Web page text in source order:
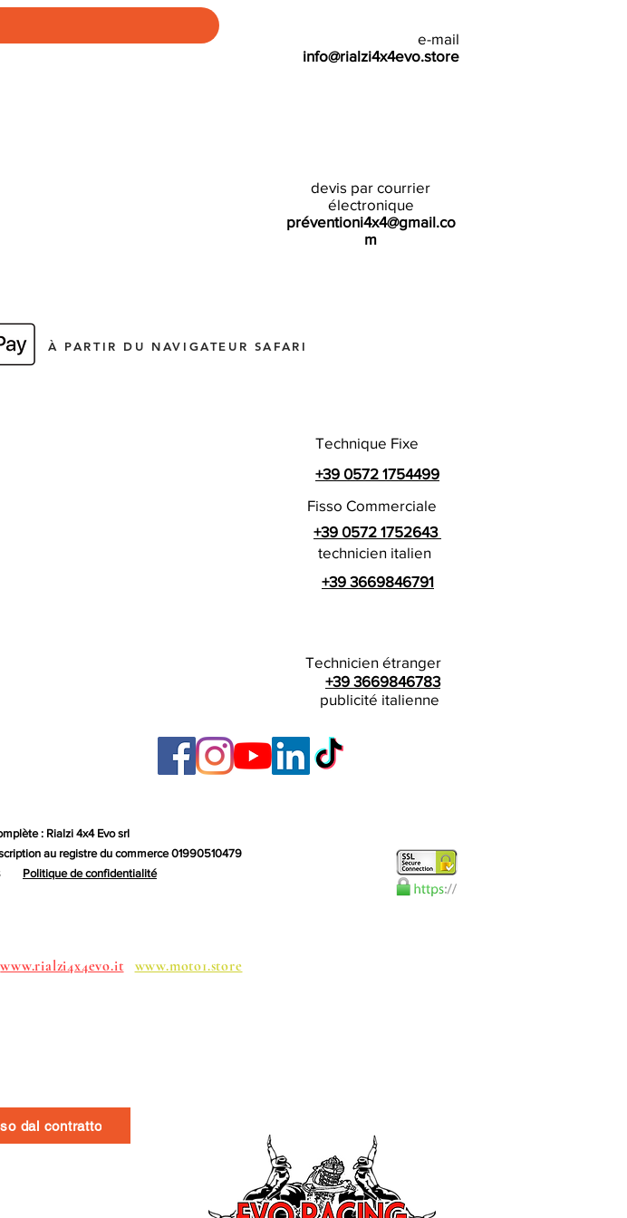
e-mail
info@rialzi4x4evo.store
devis par courrier
électronique
préventioni4x4@gmail.co
m
À PARTIR DU NAVIGATEUR SAFARI
Technique Fixe
+39 0572 1754499
Fisso Commerciale
+39 0572 1752643
technicien italien
+39 3669846791
Technicien étranger
+39 3669846783
publicité italienne
: Rialzi 4x4 Evo srl
au registre du commerce 01990510479
Politique de confidentialité
www.rialzi4x4evo.it www.moto1.store
dal contratto